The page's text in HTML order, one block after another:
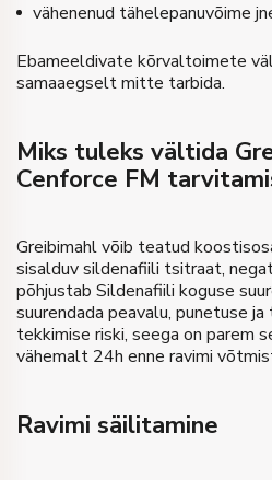
vähenenud tähelepanuvõime
Ebameeldivate kõrvaltoimete
samaaegselt mitte tarbida.
Miks tuleks vältida
Cenforce FM
Greibimahl võib teatud
sisalduv sildenafiili tsitraat,
põhjustab Sildenafiili koguse
suurendada peavalu, punetuse
tekkimise riski, seega on parem
vähemalt 24h enne ravimi
Ravimi säilitamine